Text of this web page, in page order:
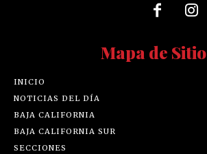
Mapa de Sitio
INICIO
NOTICIAS DEL DÍA
BAJA CALIFORNIA
BAJA CALIFORNIA SUR
SECCIONES